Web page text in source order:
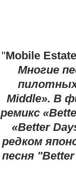
"Mobile
Многие
пилотных
Middle». В
ремикс
«Better
редком
песня